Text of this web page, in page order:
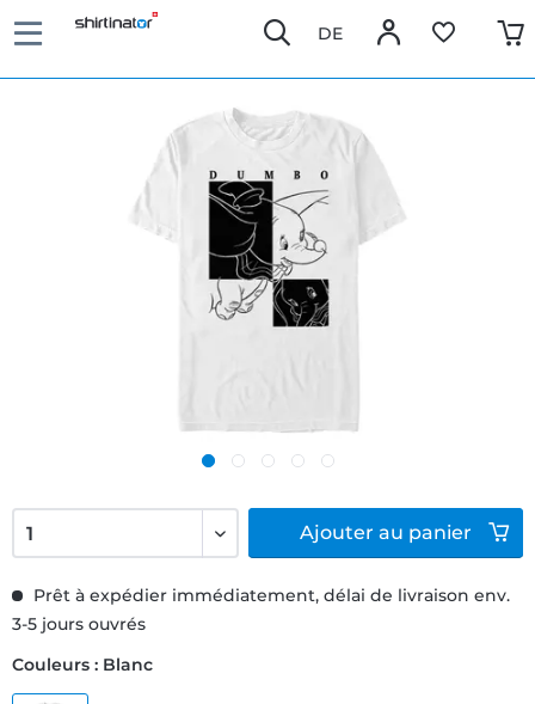
DE
Prêt à expédier immédiatement, délai de livraison env.
3-5 jours ouvrés
Couleurs : Blanc
Ajouter au panier